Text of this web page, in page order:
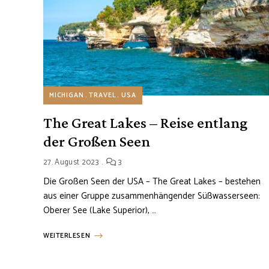
MICHIGAN TRAVEL USA
The Great Lakes – Reise entlang
der Großen Seen
27. August 2023 3
Die Großen Seen der USA – The Great Lakes – bestehen
aus einer Gruppe zusammenhängender Süßwasserseen:
Oberer See (Lake Superior), …
WEITERLESEN